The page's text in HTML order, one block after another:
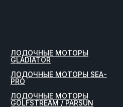
ЛОДОЧНЫЕ МОТОРЫ
GLADIATOR
ЛОДОЧНЫЕ МОТОРЫ SEA-
PRO
ЛОДОЧНЫЕ МОТОРЫ
GOLFSTREAM / PARSUN